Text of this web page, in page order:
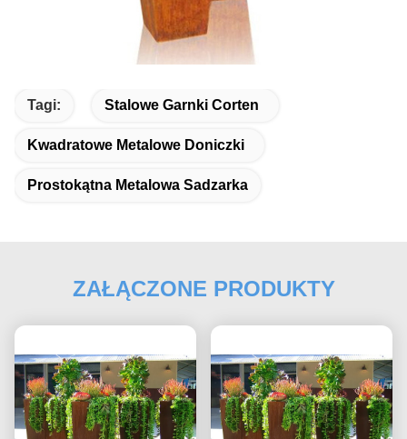
Tagi: Stalowe Garnki Corten
Kwadratowe Metalowe Doniczki
Prostokątna Metalowa Sadzarka
ZAŁĄCZONE PRODUKTY